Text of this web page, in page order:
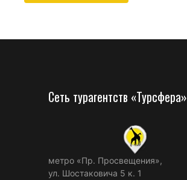
Сеть турагентств «Турсфера»
метро «Пр. Просвещения»,
ул. Шостаковича 5 к. 1